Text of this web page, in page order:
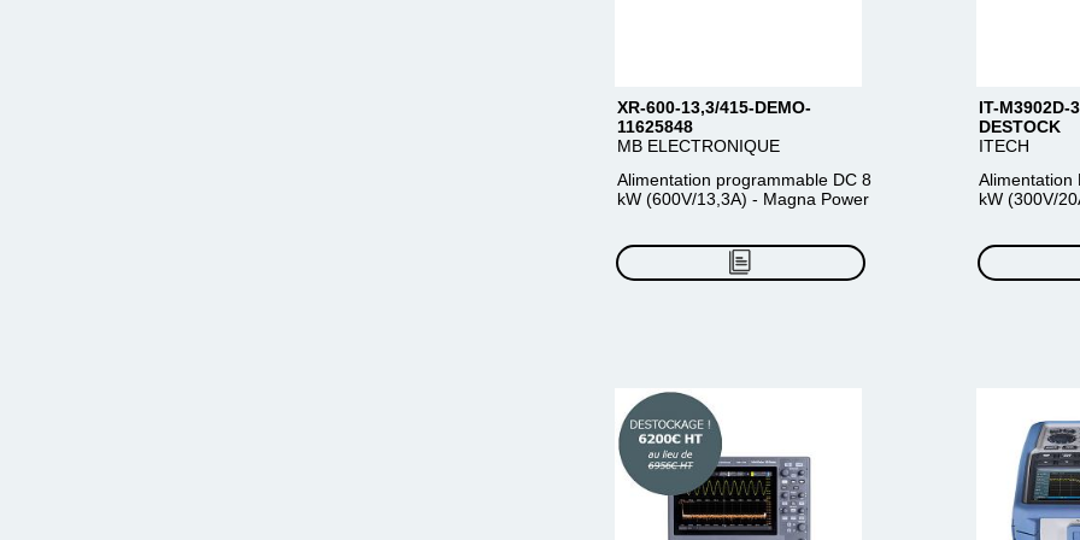
XR-600-13,3/415-DEMO-
11625848
MB ELECTRONIQUE
Alimentation programmable DC 8
kW (600V/13,3A) - Magna Power
IT-M3902D-
DESTOCK
ITECH
Alimentation
kW (300V/